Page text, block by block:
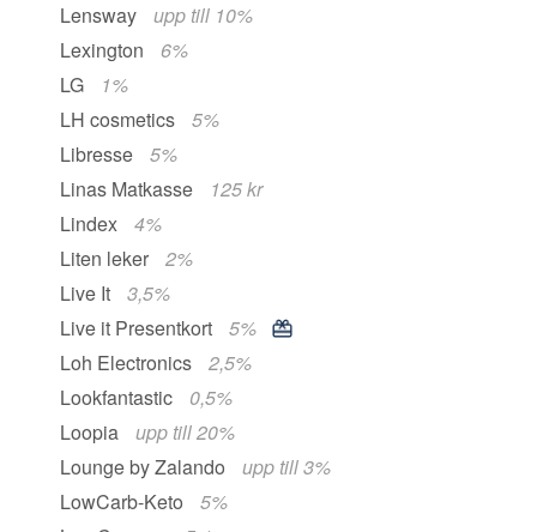
Lensway
upp till 10%
Lexington
6%
LG
1%
LH cosmetics
5%
Libresse
5%
Linas Matkasse
125 kr
Lindex
4%
Liten leker
2%
Live It
3,5%
Live it Presentkort
5%
Loh Electronics
2,5%
Lookfantastic
0,5%
Loopia
upp till 20%
Lounge by Zalando
upp till 3%
LowCarb-Keto
5%